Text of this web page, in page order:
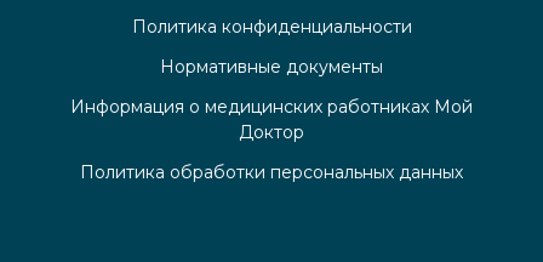
Политика конфиденциальности
Нормативные документы
Информация о медицинских работниках Мой
Доктор
Политика обработки персональных данных